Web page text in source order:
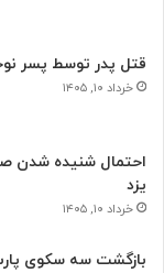
قتل پدر توسط پسر
خرداد ۱۰, ۱۴۰۵
احتمال شنیده شدن
یزد
خرداد ۱۰, ۱۴۰۵
بازگشت سه سکوی